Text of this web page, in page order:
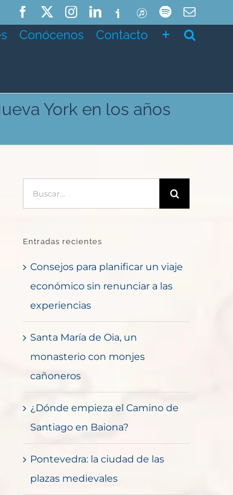
FacebookInstagramLinkedIn
IvooxITunesSpotifyCorreo
Conócenos Contacto
York en los años
Entradas recientes
Consejos para planificar un viaje
económico sin renunciar a las
experiencias
Santa María de Oia, un
monasterio con monjes
cañoneros
¿Dónde empieza el Camino de
Santiago en Baiona?
Pontevedra: la ciudad de las
plazas medievales